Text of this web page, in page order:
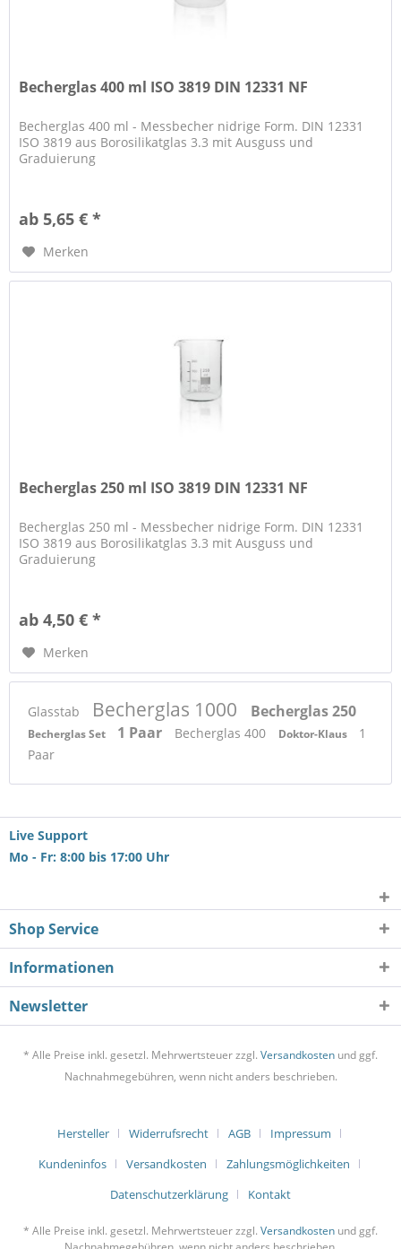
Becherglas 400 ml ISO 3819 DIN 12331 NF
Becherglas 400 ml - Messbecher nidrige Form. DIN 12331
ISO 3819 aus Borosilikatglas 3.3 mit Ausguss und
Graduierung
ab 5,65 € *
Merken
Becherglas 250 ml ISO 3819 DIN 12331 NF
Becherglas 250 ml - Messbecher nidrige Form. DIN 12331
ISO 3819 aus Borosilikatglas 3.3 mit Ausguss und
Graduierung
ab 4,50 € *
Merken
Glasstab Becherglas 1000 Becherglas 250
Becherglas Set 1 Paar Becherglas 400 Doktor-Klaus
1
Paar
Live Support
Mo - Fr: 8:00 bis 17:00 Uhr
Shop Service
Informationen
Newsletter
* Alle Preise inkl. gesetzl. Mehrwertsteuer zzgl. Versandkosten und ggf.
Nachnahmegebühren, wenn nicht anders beschrieben.
Hersteller Widerrufsrecht AGB
Impressum
Kundeninfos
Versandkosten
Zahlungsmöglichkeiten
Datenschutzerklärung
Kontakt
* Alle Preise inkl. gesetzl. Mehrwertsteuer zzgl. Versandkosten und ggf.